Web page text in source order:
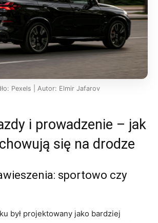
Pexels | Autor: Elmir Jafarov
i prowadzenie – jak
się na drodze
sportowo czy
był projektowany jako bardziej